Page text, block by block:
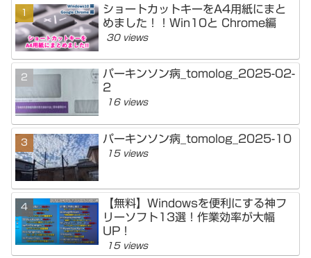
ショートカットキーをA4用紙にまと
めました！！Win10と Chrome編
30 views
パーキンソン病_tomolog_2025-02-
2
16 views
パーキンソン病_tomolog_2025-10
15 views
【無料】Windowsを便利にする神フ
リーソフト13選！作業効率が大幅
UP！
15 views